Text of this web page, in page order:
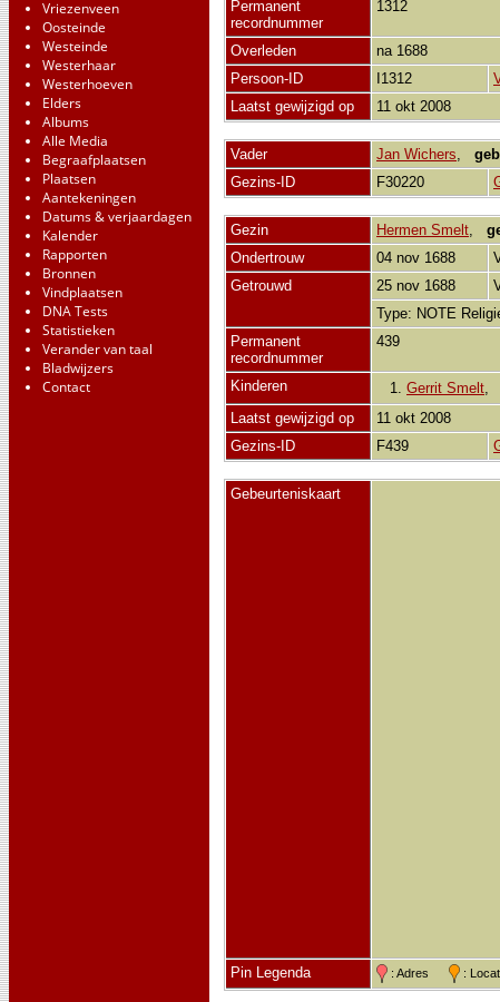
Vriezenveen
Oosteinde
Westeinde
Westerhaar
Westerhoeven
Elders
Albums
Alle Media
Begraafplaatsen
Plaatsen
Aantekeningen
Datums & verjaardagen
Kalender
Rapporten
Bronnen
Vindplaatsen
DNA Tests
Statistieken
Verander van taal
Bladwijzers
Contact
Permanent
recordnummer
1312
Overleden
na 1688
Persoon-ID
I1312
Laatst gewijzigd op
11 okt 2008
Vader Jan Wichers,
Gezins-ID
F30220
Gezin Hermen Smelt,
Ondertrouw
04 nov 1688
Getrouwd
25 nov 1688
Type: NOTE
Permanent
recordnummer
439
Kinderen 1. Gerrit Smelt,
Laatst gewijzigd op
11 okt 2008
Gezins-ID
F439
Gebeurteniskaart
Pin Legenda : Adres :